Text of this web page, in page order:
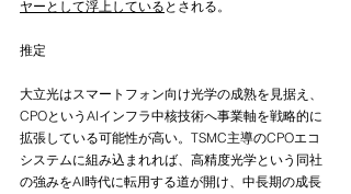
ヤーとして浮上している とされる。
推定
大立光はスマートフォン向け光学の成熟を見据え、
CPOというAIインフラ中核技術へ事業軸を戦略的に
拡張している可能性が高い。TSMC主導のCPOエコ
システムに組み込まれれば、高精度光学という同社
の強みをAI時代に転用する道が開け、中長期の成長